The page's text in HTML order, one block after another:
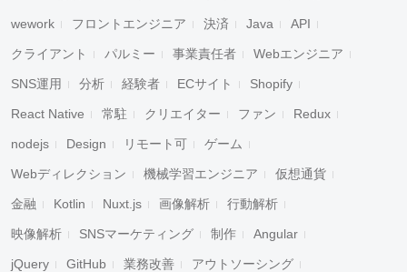
wework フロントエンジニア 決済 Java API
クライアント パルミー 事業責任者 Webエンジニア
SNS運用 分析 経験者 ECサイト Shopify
React Native 常駐 クリエイター ファン Redux
nodejs Design リモート可 ゲーム
Webディレクション 機械学習エンジニア 仮想通貨
金融 Kotlin Nuxt.js 画像解析 行動解析
映像解析 SNSマーケティング 制作 Angular
jQuery GitHub 業務改善 アウトソーシング